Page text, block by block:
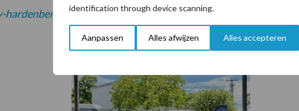
identification through device scanning.
Aanpassen Alles afwijzen Alles accepteren
hardenberg.nlenwww.rmv-gorinchem.nl.